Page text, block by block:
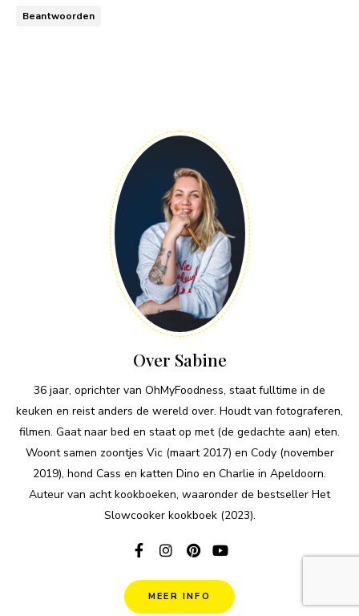
Beantwoorden
Over Sabine
36 jaar, oprichter van OhMyFoodness, staat fulltime in de
keuken en reist anders de wereld over. Houdt van fotograferen,
filmen. Gaat naar bed en staat op met (de gedachte aan) eten.
Woont samen zoontjes Vic (maart 2017) en Cody (november
2019), hond Cass en katten Dino en Charlie in Apeldoorn.
Auteur van acht kookboeken, waaronder de bestseller Het
Slowcooker kookboek (2023).
MEER INFO